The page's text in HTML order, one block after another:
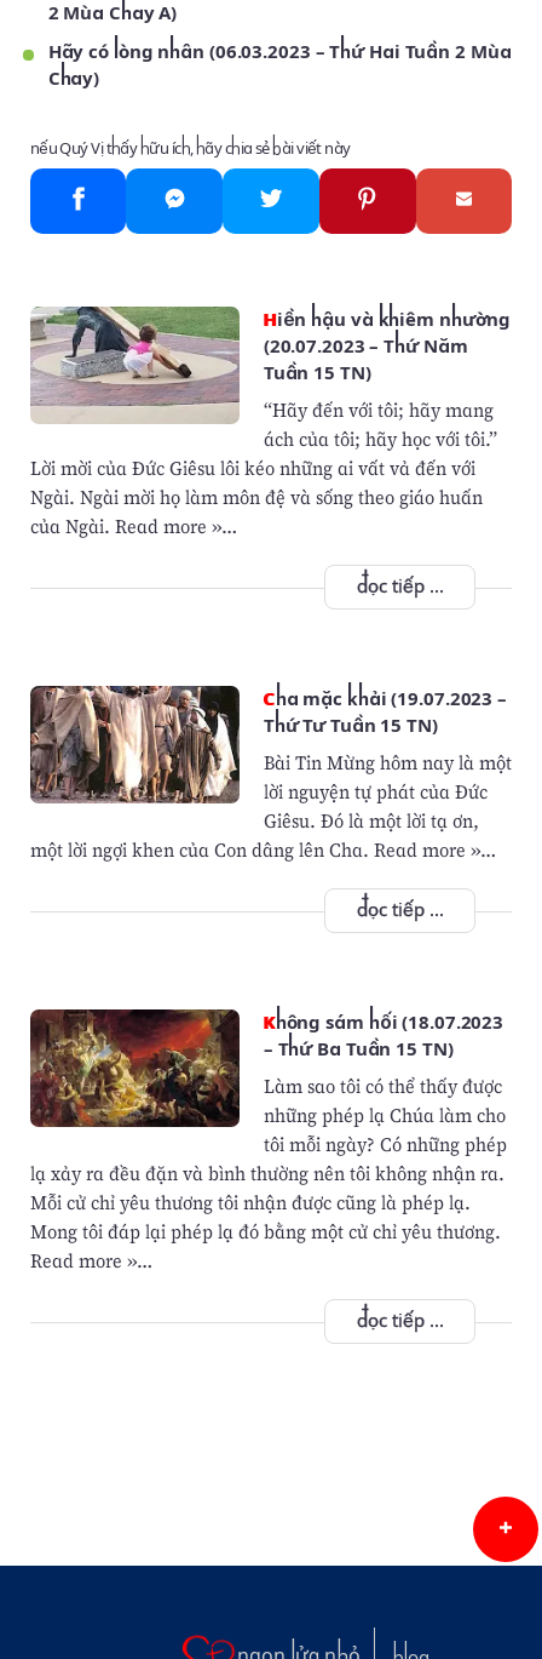
2 Mùa Chay A)
Hãy có lòng nhân (06.03.2023 – Thứ Hai Tuần 2 Mùa
Chay)
nếu Quý Vị thấy hữu ích, hãy chia sẻ bài viết này
Hiền hậu và khiêm nhường
(20.07.2023 – Thứ Năm
Tuần 15 TN)
“Hãy đến với tôi; hãy mang
ách của tôi; hãy học với tôi.”
Lời mời của Đức Giêsu lôi kéo những ai vất vả đến với
Ngài. Ngài mời họ làm môn đệ và sống theo giáo huấn
của Ngài. Read more »…
đọc tiếp ...
Cha mặc khải (19.07.2023 –
Thứ Tư Tuần 15 TN)
Bài Tin Mừng hôm nay là một
lời nguyện tự phát của Đức
Giêsu. Đó là một lời tạ ơn,
một lời ngợi khen của Con dâng lên Cha. Read more »…
đọc tiếp ...
Không sám hối (18.07.2023
– Thứ Ba Tuần 15 TN)
Làm sao tôi có thể thấy được
những phép lạ Chúa làm cho
tôi mỗi ngày? Có những phép
lạ xảy ra đều đặn và bình thường nên tôi không nhận ra.
Mỗi cử chỉ yêu thương tôi nhận được cũng là phép lạ.
Mong tôi đáp lại phép lạ đó bằng một cử chỉ yêu thương.
Read more »…
đọc tiếp ...